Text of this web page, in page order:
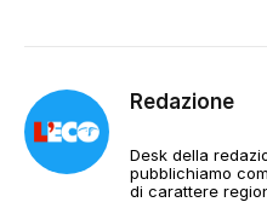
Redazione
Desk della
pubblichiamo
di carattere